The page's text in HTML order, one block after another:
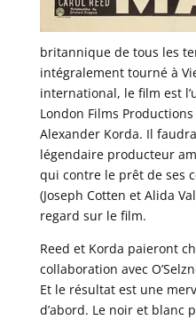
britannique de tous les
intégralement tourné à
international, le film est
London Films
Alexander Korda. Il
légendaire producteur
qui contre le prêt de ses
(Joseph Cotten et Alida
regard sur le film.
Reed et Korda paieront
collaboration avec
Et le résultat est une
d’abord. Le noir et blanc